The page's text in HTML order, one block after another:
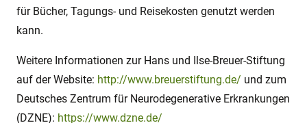
für Bücher, Tagungs- und Reisekosten genutzt werden
kann.
Weitere Informationen zur Hans und Ilse-Breuer-Stiftung
auf der Website: http://www.breuerstiftung.de/ und zum
Deutsches Zentrum für Neurodegenerative Erkrankungen
(DZNE): https://www.dzne.de/